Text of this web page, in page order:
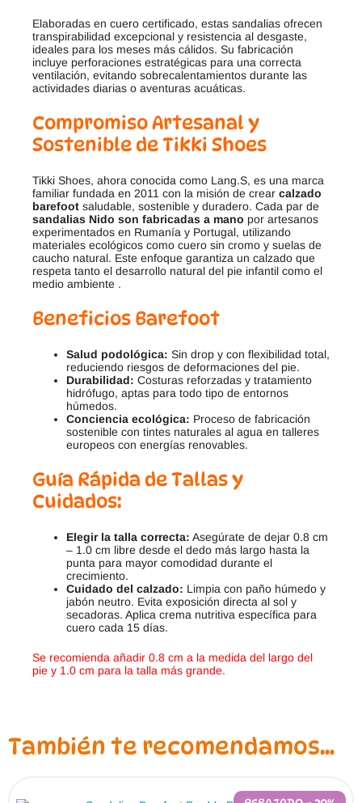
Elaboradas en cuero certificado, estas sandalias ofrecen
transpirabilidad excepcional y resistencia al desgaste,
ideales para los meses más cálidos. Su fabricación
incluye perforaciones estratégicas para una correcta
ventilación, evitando sobrecalentamientos durante las
actividades diarias o aventuras acuáticas.
Compromiso Artesanal y
Sostenible de Tikki Shoes
Tikki Shoes, ahora conocida como Lang.S, es una marca
familiar fundada en 2011 con la misión de crear calzado
barefoot saludable, sostenible y duradero. Cada par de
sandalias Nido son fabricadas a mano por artesanos
experimentados en Rumanía y Portugal, utilizando
materiales ecológicos como cuero sin cromo y suelas de
caucho natural. Este enfoque garantiza un calzado que
respeta tanto el desarrollo natural del pie infantil como el
medio ambiente .
Beneficios Barefoot
Salud podológica: Sin drop y con flexibilidad total,
reduciendo riesgos de deformaciones del pie.
Durabilidad: Costuras reforzadas y tratamiento
hidrófugo, aptas para todo tipo de entornos
húmedos.
Conciencia ecológica: Proceso de fabricación
sostenible con tintes naturales al agua en talleres
europeos con energías renovables.
Guía Rápida de Tallas y
Cuidados:
Elegir la talla correcta: Asegúrate de dejar 0.8 cm
– 1.0 cm libre desde el dedo más largo hasta la
punta para mayor comodidad durante el
crecimiento.
Cuidado del calzado: Limpia con paño húmedo y
jabón neutro. Evita exposición directa al sol y
secadoras. Aplica crema nutritiva específica para
cuero cada 15 días.
Se recomienda añadir 0.8 cm a la medida del largo del
pie y 1.0 cm para la talla más grande.
También te recomendamos…